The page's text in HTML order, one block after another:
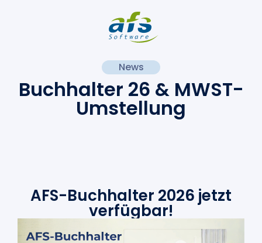
News
Buchhalter 26 & MWST-
Umstellung
AFS-Buchhalter 2026 jetzt
verfügbar!